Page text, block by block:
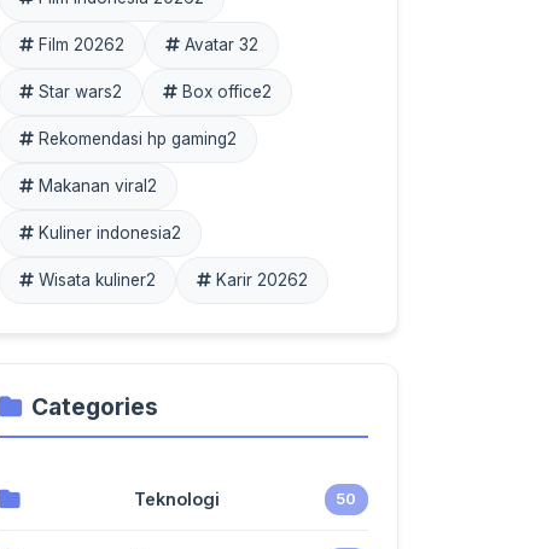
Film 20262 Avatar 32
Star wars2 Box office2
Rekomendasi hp gaming2
Makanan viral 2
Kuliner indonesia2
Wisata kuliner2 Karir 20262
Categories
Teknologi 50